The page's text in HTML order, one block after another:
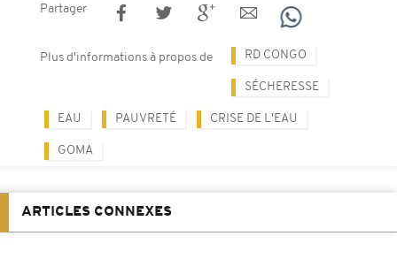
Partager
Plus d'informations à propos de RD CONGO
SÉCHERESSE
EAU PAUVRETÉ CRISE DE L'EAU
GOMA
ARTICLES CONNEXES